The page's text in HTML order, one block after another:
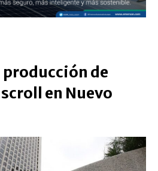
producción de
en Nuevo